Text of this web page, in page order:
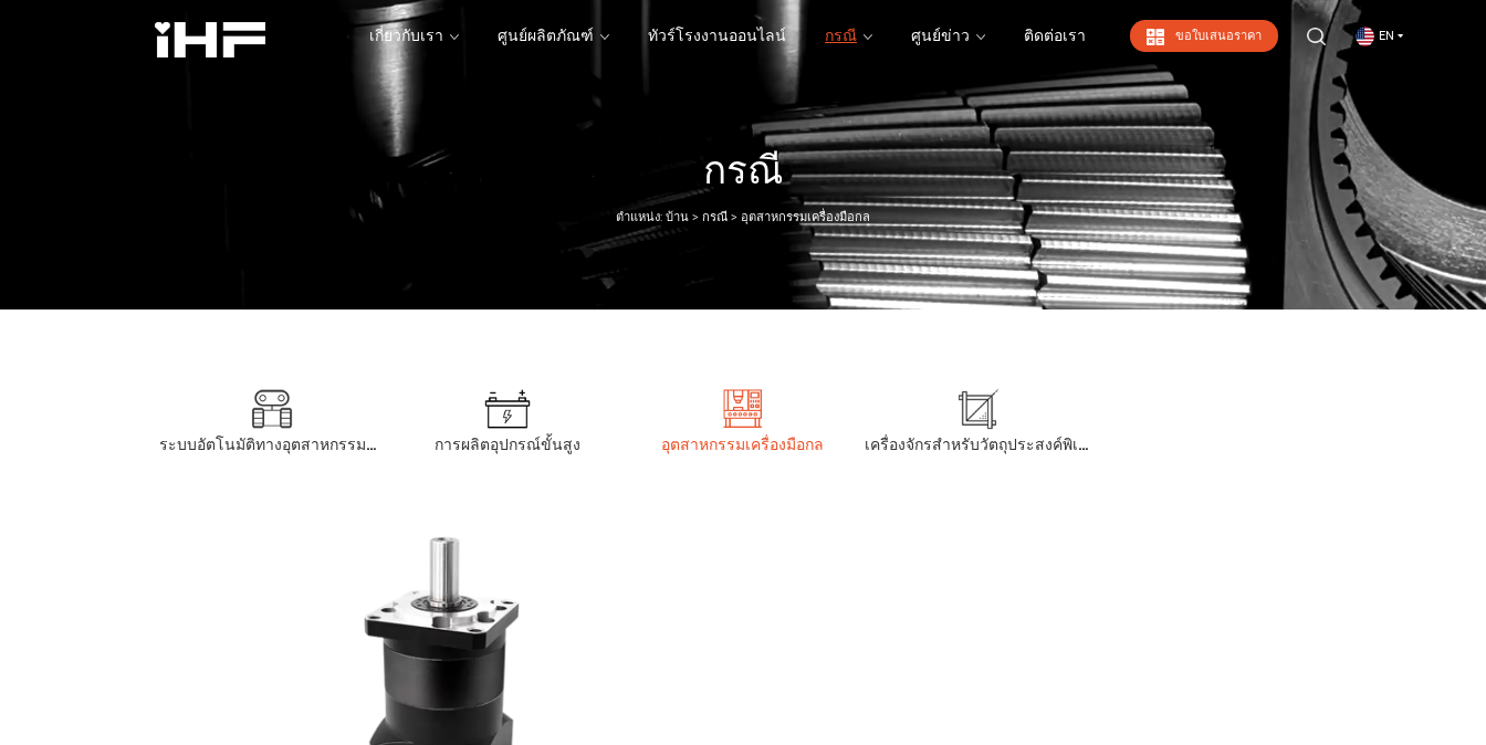
EN
ขอใบเสนอราคา
เกี่ยวกับเรา ศูนย์ผลิตภัณฑ์
ศูนย์ผลิตภัณฑ์
ทัวร์โรงงานออนไลน์
ทัวร์โรงงานออนไลน์
กรณี ศูนย์ข่าว
ศูนย์ข่าว
ติดต่อเรา
ติดต่อเรา
กรณี
ตำแหน่ง: บ้าน > กรณี > อุตสาหกรรมเครื่องมือกล
ระบบอัตโนมัติทางอุตสาหกรรมและหุ่นยนต์ การผลิตอุปกรณ์ขั้นสูง อุตสาหกรรมเครื่องมือกล เครื่องจักรสำหรับวัตถุประสงค์พิเศษ